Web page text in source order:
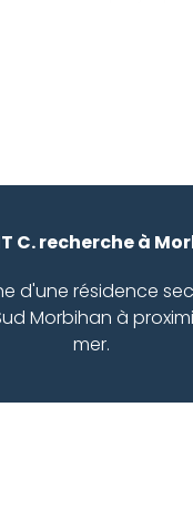
C. recherche à
d'une résidence
Morbihan à
mer.